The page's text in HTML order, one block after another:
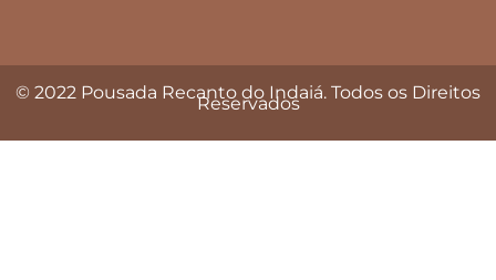
© 2022 Pousada Recanto do Indaiá. Todos os Direitos
Reservados